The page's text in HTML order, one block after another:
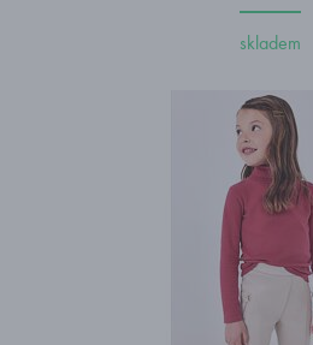
skladem